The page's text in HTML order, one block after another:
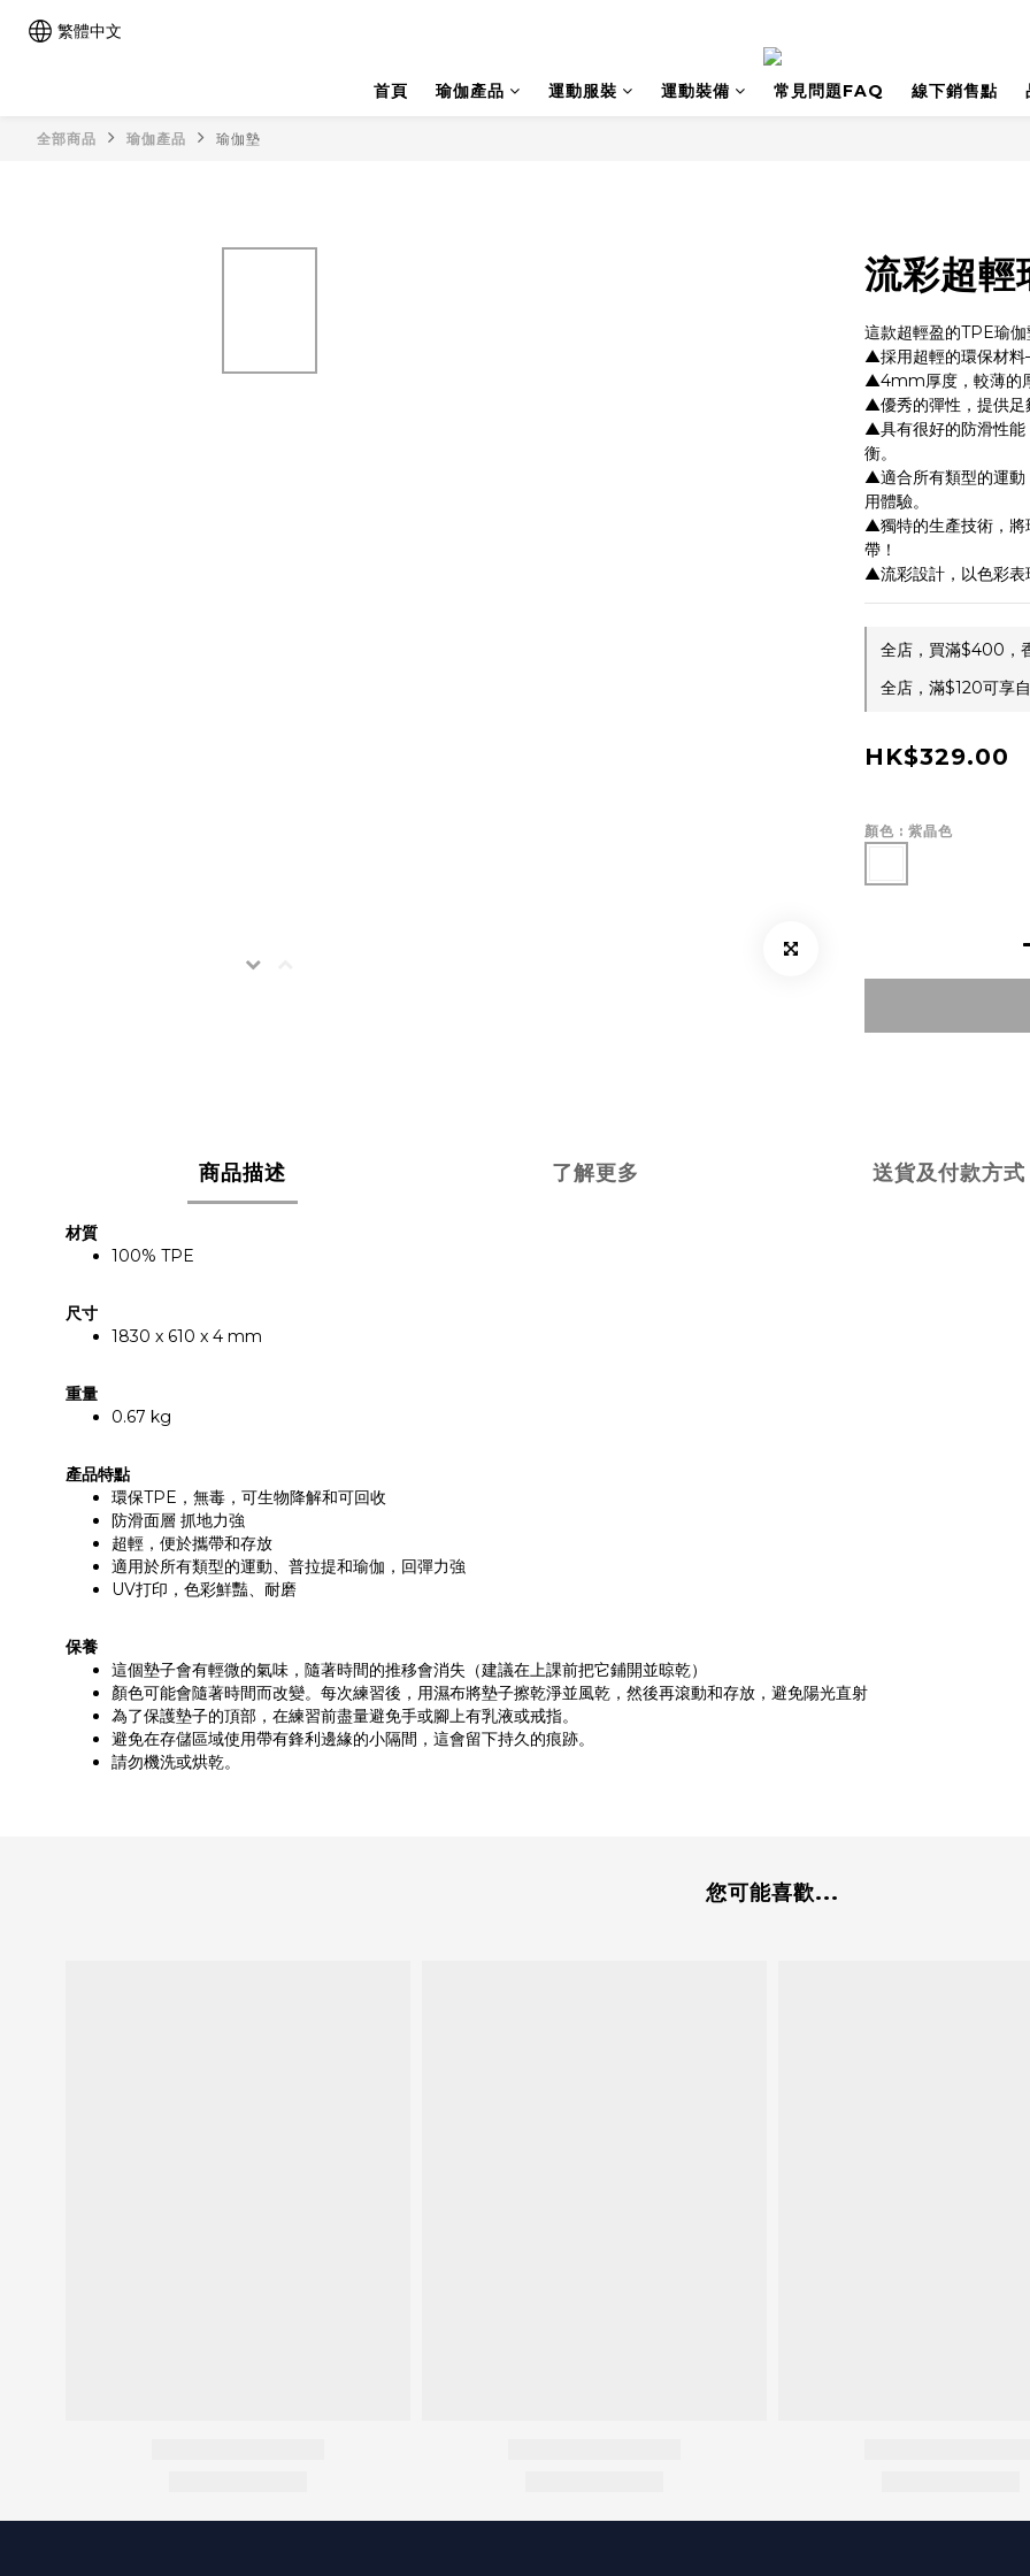
繁體中文
首頁 瑜伽產品 運動服裝 運動裝備 常見問題FAQ 線下銷售點
全部商品 瑜伽產品 瑜伽墊
流彩超輕
這款超輕盈的TPE瑜
▲採用超輕的環保材
▲4mm厚度，較薄的
▲優秀的彈性，提供足
▲具有很好的防滑性能
衡。
▲適合所有類型的運動
用體驗。
▲獨特的生產技術，
帶！
▲流彩設計，以色彩表
全店，買滿$400，
全店，滿$120可享
HK$329.00
顏色 : 紫晶色
商品描述 了解更多 送貨及付款方式
材質
100% TPE
尺寸
1830 x 610 x 4 mm
重量
0.67 kg
產品特點
環保TPE，無毒，可生物降解和可回收
防滑面層 抓地力強
超輕，便於攜帶和存放
適用於所有類型的運動、普拉提和瑜伽，回彈力強
UV打印，色彩鮮豔、耐磨
保養
這個墊子會有輕微的氣味，隨著時間的推移會消失（建議在上課前把它鋪開並晾乾）
顏色可能會隨著時間而改變。每次練習後，用濕布將墊子擦乾淨並風乾，然後再滾動和存放，避免陽光直射
為了保護墊子的頂部，在練習前盡量避免手或腳上有乳液或戒指。
避免在存儲區域使用帶有鋒利邊緣的小隔間，這會留下持久的痕跡。
請勿機洗或烘乾。
您可能喜歡...